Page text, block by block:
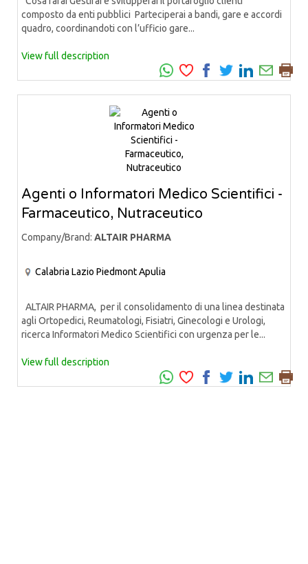
composto da enti pubblici Parteciperai a bandi, gare e accordi
quadro, coordinandoti con l’ufficio gare...
View full description
Agenti o Informatori Medico Scientifici -
Farmaceutico, Nutraceutico
Company/Brand: ALTAIR PHARMA
Calabria Lazio PiedmontApulia
ALTAIR PHARMA, per il consolidamento di una linea destinata
agli Ortopedici, Reumatologi, Fisiatri, Ginecologi e Urologi,
ricerca Informatori Medico Scientifici con urgenza per le...
View full description